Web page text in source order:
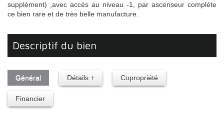
supplèment) ,avec accés au niveau -1, par ascenseur compléte
ce bien rare et de très belle manufacture.
descriptif du bien
Général Détails + Copropriété
Financier